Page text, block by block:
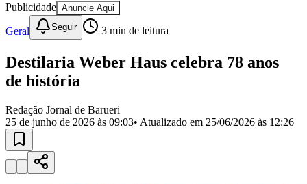
Selecione sua regiãoPara notícias da sua região
AldeiaAldeia da Serra Aldeia de Barueri Alphaville
Bairro
JubranBelvalBethavilleBoa
Vista
CalifórniaCarapicuíba
MilitarItapeviJandiraJardim Audir
CalifórniaJardim dos AltosJardim dos CamargosJardim
Esperança
Julio
MutingaJardim Paraíso
Jardim São Pedro
Publicidade Anuncie Aqui
Geral Seguir 3 min de leitura
Destilaria Weber Haus celebra 78 anos
de história
Redação Jornal de Barueri
25 de junho de 2026 às 09:03• Atualizado em 25/06/2026 às 12:26